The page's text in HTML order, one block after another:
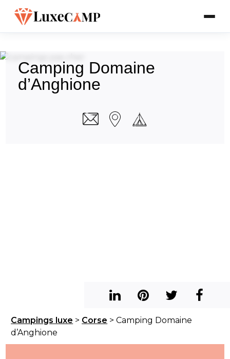
Camping Domaine
d’Anghione
Campings luxe > Corse > Camping Domaine
d’Anghione